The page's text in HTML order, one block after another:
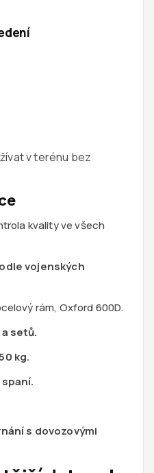
v terénu bez
kvality ve všech
vojenských
rám, Oxford 600D.
setů.
kg.
s dovozovými